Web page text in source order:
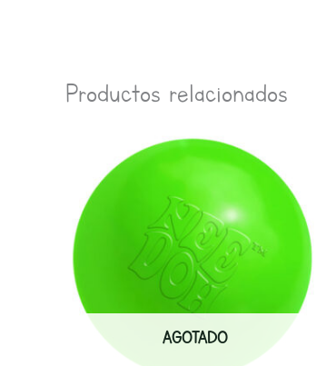
Productos relacionados
AGOTADO